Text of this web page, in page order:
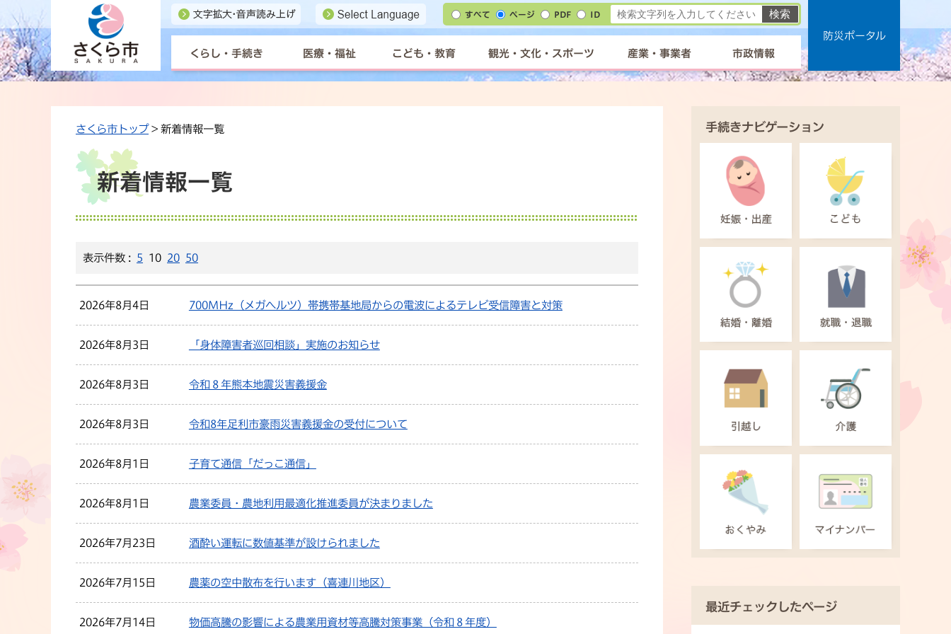
すべて ページ PDF ID
くらし・手続き 医療・福祉 こども・教育 観光・文化・スポーツ 産業・事業者 市政情報
防災ポータル
さくら市トップ> 新着情報一覧
新着情報一覧
表示件数 : 5 10 20 50
2026年8月4日 700MHz（メガヘルツ）帯携帯基地局からの電波によるテレビ受信障害と対策
2026年8月3日 「身体障害者巡回相談」実施のお知らせ
2026年8月3日 令和８年熊本地震災害義援金
2026年8月3日 令和8年足利市豪雨災害義援金の受付について
2026年8月1日 子育て通信「だっこ通信」
2026年8月1日 農業委員・農地利用最適化推進委員が決まりました
2026年7月23日 酒酔い運転に数値基準が設けられました
2026年7月15日 農薬の空中散布を行います（喜連川地区）
2026年7月14日 物価高騰の影響による農業用資材等高騰対策事業（令和８年度）
手続きナビゲーション
最近チェックしたページ